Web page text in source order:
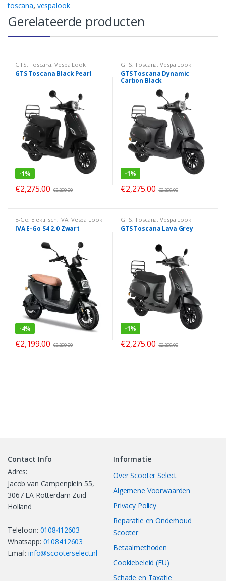
toscana, vespalook
Gerelateerde producten
GTS,Toscana,Vespa Look
GTS Toscana Black Pearl
-1%
€2,275.00 €2,299.00
GTS,Toscana,Vespa Look
GTS Toscana Dynamic
Carbon Black
-1%
€2,275.00 €2,299.00
E-Go, Elektrisch, IVA, Vespa Look
IVA E-Go S4 2.0 Zwart
-4%
€2,199.00 €2,299.00
GTS,Toscana,Vespa Look
GTS Toscana Lava Grey
-1%
€2,275.00 €2,299.00
Contact Info
Adres:
Jacob van Campenplein 55,
3067 LA Rotterdam Zuid-
Holland
Telefoon: 0108412603
Whatsapp: 0108412603
Email:info@scooterselect.nl
Informatie
Over Scooter Select
Algemene Voorwaarden
Privacy Policy
Reparatie en Onderhoud
Scooter
Betaalmethoden
Cookiebeleid (EU)
Schade en Taxatie